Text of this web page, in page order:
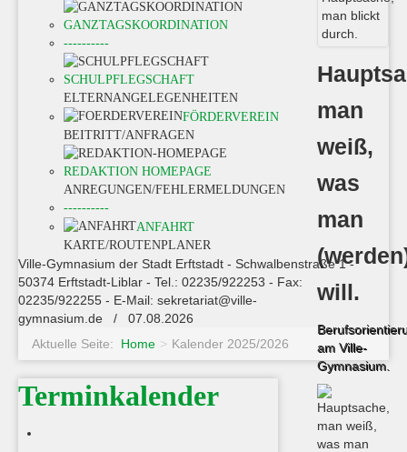
man
weiß,
was
man
will.
am Ville-
Gymnasium.
GANZTAGSKOORDINATION
----------
SCHULPFLEGSCHAFT
ELTERNANGELEGENHEITEN
FÖRDERVEREIN
BEITRITT/ANFRAGEN
REDAKTION HOMEPAGE
ANREGUNGEN/FEHLERMELDUNGEN
----------
ANFAHRT
KARTE/ROUTENPLANER
Ville-Gymnasium der Stadt Erftstadt - Schwalbenstraße 1 -
50374 Erftstadt-Liblar - Tel.: 02235/922253 - Fax:
02235/922255 - E-Mail: sekretariat@ville-
gymnasium.de / 07.08.2026
Aktuelle Seite: Home > Kalender 2025/2026
Terminkalender